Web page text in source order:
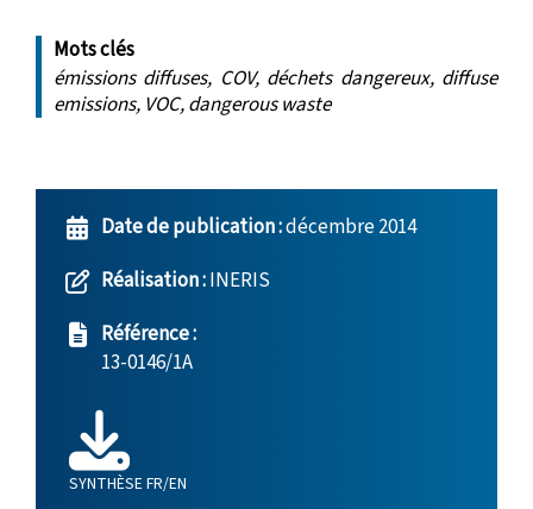
Mots clés
émissions diffuses, COV, déchets dangereux, diffuse
emissions, VOC, dangerous waste
Date de publication :décembre 2014
Réalisation :INERIS
Référence :
13-0146/1A
SYNTHÈSE FR/EN